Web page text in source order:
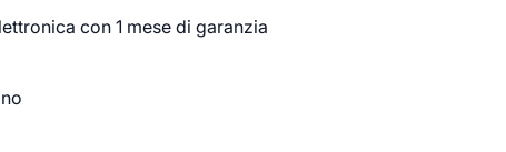
con 1 mese di garanzia